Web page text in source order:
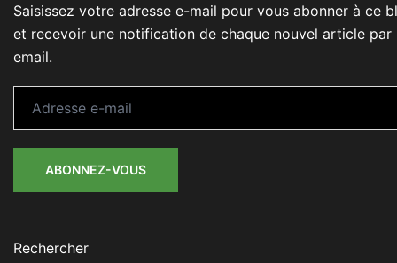
Saisissez votre adresse e-mail pour vous abonner à ce
et recevoir une notification de chaque nouvel article par
email.
ABONNEZ-VOUS
Rechercher